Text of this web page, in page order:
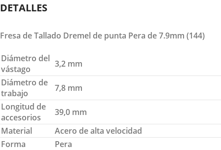
DETALLES
Fresa de Tallado Dremel de punta Pera de 7.9mm (144)
Diámetro del
vástago
3,2 mm
Diámetro de
trabajo
7,8 mm
Longitud de
accesorios
39,0 mm
Material
Acero de alta velocidad
Forma
Pera